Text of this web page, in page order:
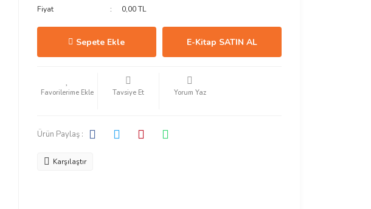
Fiyat
0,00 TL
Sepete Ekle E-Kitap SATIN AL
Tavsiye Et Yorum Yaz
Ürün Paylaş :
Karşılaştır